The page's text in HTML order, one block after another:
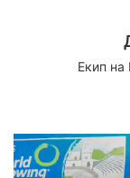
Екип на